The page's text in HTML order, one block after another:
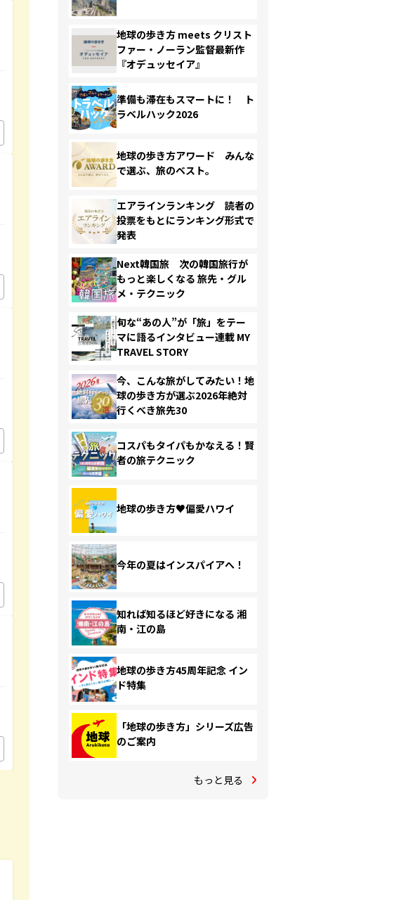
地球の歩き方 meets クリスト
ファー・ノーラン監督最新作
『オデュッセイア』
準備も滞在もスマートに！ ト
ラベルハック2026
地球の歩き方アワード みんな
で選ぶ、旅のベスト。
エアラインランキング 読者の
投票をもとにランキング形式で
発表
Next韓国旅 次の韓国旅行が
もっと楽しくなる 旅先・グル
メ・テクニック
旬な“あの人”が「旅」をテー
マに語るインタビュー連載 MY
TRAVEL STORY
今、こんな旅がしてみたい！地
球の歩き方が選ぶ2026年絶対
行くべき旅先30
コスパもタイパもかなえる！賢
者の旅テクニック
地球の歩き方♥偏愛ハワイ
今年の夏はインスパイアへ！
知れば知るほど好きになる 湘
南・江の島
地球の歩き方45周年記念 イン
ド特集
「地球の歩き方」シリーズ広告
のご案内
もっと見る